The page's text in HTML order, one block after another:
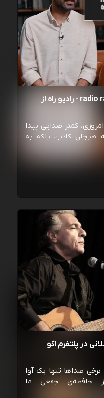
همه چیز درباره پادکست radio rah - رادیو راه از
کمتر صدایی پیدا
هیجان کاذب، بلکه به
در پلتفرم اکو
برخی صداها تنها یک آوا
حافظه‌ی جمعی ما